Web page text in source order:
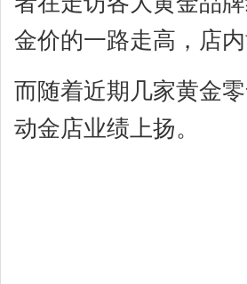
金价的一路走高，店
而随着近期几家黄金
动金店业绩上扬。